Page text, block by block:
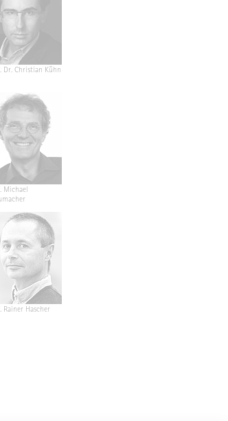
Dr. Christian Kühn
Michael
Rainer Hascher